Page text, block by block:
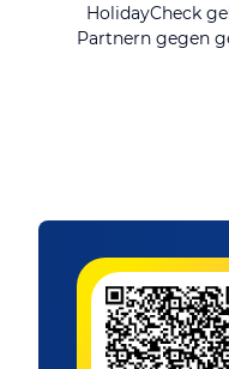
HolidayCheck
Partnern gegen